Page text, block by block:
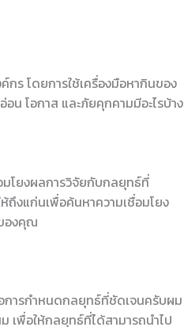
ร โดยการใช้เครื่องมือหากินของ
น โอกาส และภัยคุกคามมีอะไรบ้าง
โยงผลการวิจัยกับกลยุทธ์ที่
ถึงแก่นเพื่อค้นหาความเชื่อมโยง
องคุณ
ารกำหนดกลยุทธ์ที่ชัดเจนครับผม
เพื่อให้กลยุทธ์ที่ได้สามารถนำไป